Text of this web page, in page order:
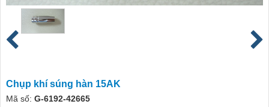
Chụp khí súng hàn 15AK
Mã số: G-6192-42665